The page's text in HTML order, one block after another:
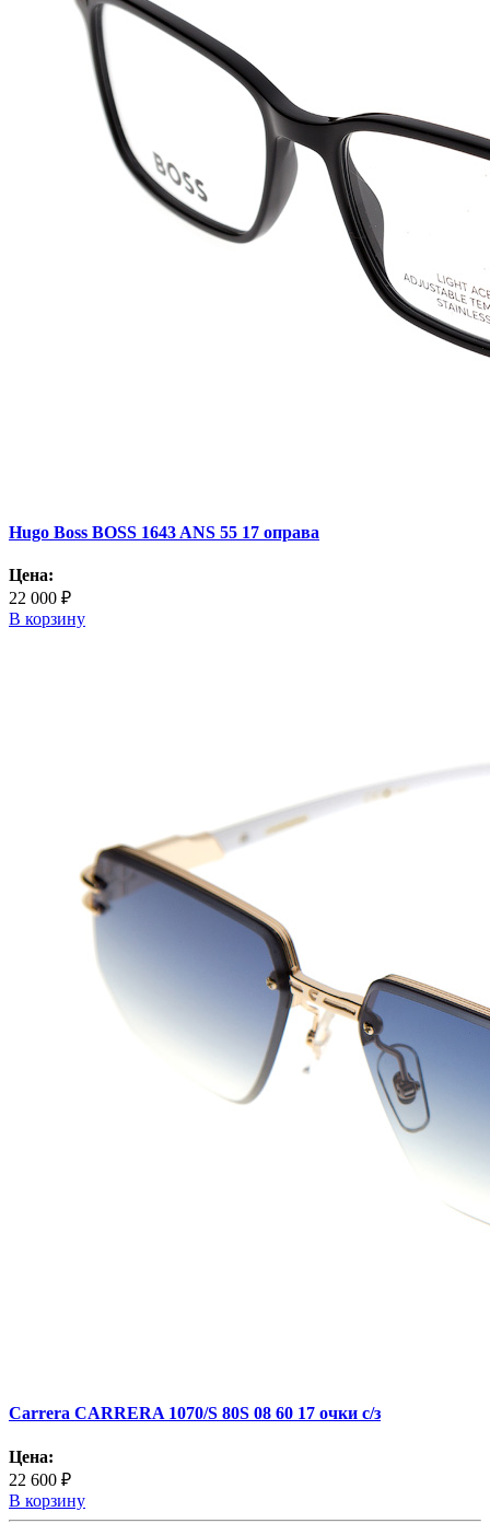
Hugo Boss BOSS 1643 ANS 55 17 оправа
Цена:
22 000 ₽
В корзину
Carrera CARRERA 1070/S 80S 08 60 17 очки с/з
Цена:
22 600 ₽
В корзину